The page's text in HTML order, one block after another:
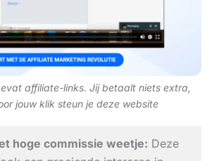
affiliate-links. Jij betaalt niets extra,
jouw klik steun je deze website
hoge commissie weetje: Deze